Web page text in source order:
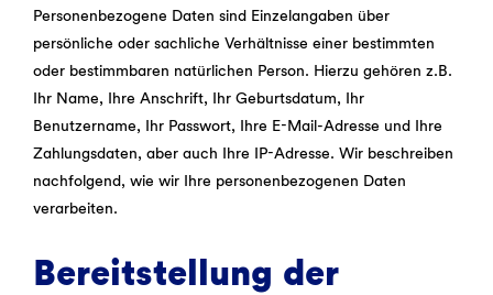
Personenbezogene Daten sind Einzelangaben über
persönliche oder sachliche Verhältnisse einer bestimmten
oder bestimmbaren natürlichen Person. Hierzu gehören z.B.
Ihr Name, Ihre Anschrift, Ihr Geburtsdatum, Ihr
Benutzername, Ihr Passwort, Ihre E-Mail-Adresse und Ihre
Zahlungsdaten, aber auch Ihre IP-Adresse. Wir beschreiben
nachfolgend, wie wir Ihre personenbezogenen Daten
verarbeiten.
Bereitstellung der